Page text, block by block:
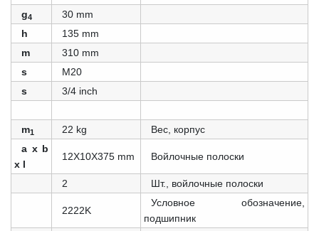
g4
30 mm
h
135 mm
m
310 mm
s
M20
s
3/4 inch
m1 22 kg
Вес, корпус
a x b
x l
12X10X375 mm Войлочные полоски
2 Шт., войлочные полоски
2222K
Условное обозначение,
подшипник